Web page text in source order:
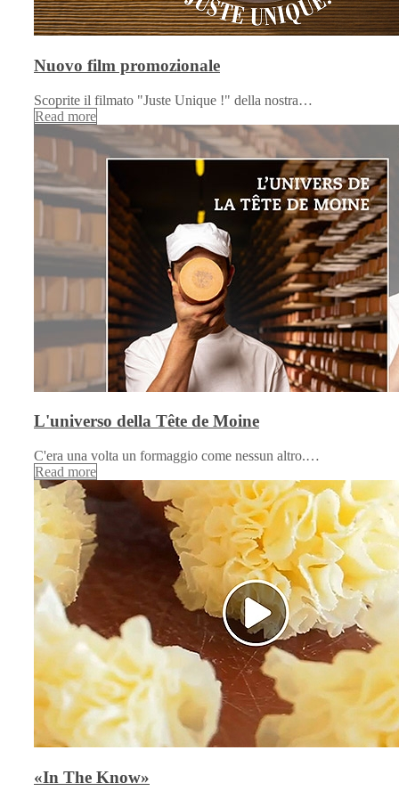
Nuovo film promozionale
Scoprite il filmato "Juste Unique !" della nostra…
Read more
L'universo della Tête de Moine
C'era una volta un formaggio come nessun altro.…
Read more
«In The Know»